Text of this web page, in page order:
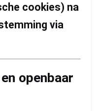
cookies) na
via
openbaar